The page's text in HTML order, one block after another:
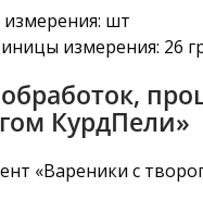
шт
измерения: 26
КурдПели»
«Вареники с